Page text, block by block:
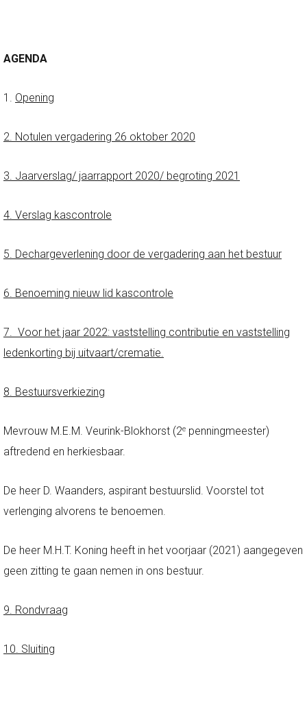
AGENDA
1. Opening
2. Notulen vergadering 26 oktober 2020
3. Jaarverslag/ jaarrapport 2020/ begroting 2021
4. Verslag kascontrole
5. Dechargeverlening door de vergadering aan het bestuur
6. Benoeming nieuw lid kascontrole
7. Voor het jaar 2022: vaststelling contributie en vaststelling
ledenkorting bij uitvaart/crematie.
8. Bestuursverkiezing
Mevrouw M.E.M. Veurink-Blokhorst (2e penningmeester)
aftredend en herkiesbaar.
De heer D. Waanders, aspirant bestuurslid. Voorstel tot
verlenging alvorens te benoemen.
De heer M.H.T. Koning heeft in het voorjaar (2021) aangegeven
geen zitting te gaan nemen in ons bestuur.
9. Rondvraag
10. Sluiting